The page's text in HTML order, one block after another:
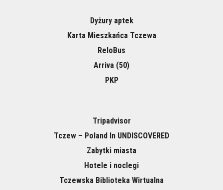
Dyżury aptek
Karta Mieszkańca Tczewa
ReloBus
Arriva (50)
PKP
Tripadvisor
Tczew – Poland In UNDISCOVERED
Zabytki miasta
Hotele i noclegi
Tczewska Biblioteka Wirtualna